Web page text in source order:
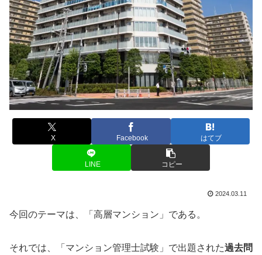
X Facebook はてブ
LINE コピー
2024.03.11
今回のテーマは、「高層マンション」である。
それでは、「マンション管理士試験」で出題された過去問